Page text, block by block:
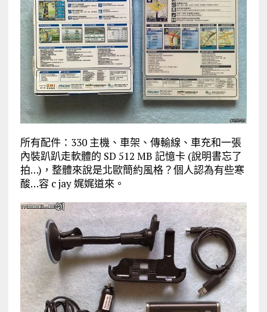
所有配件：330 主機、車架、傳輸線、車充和一張
內裝趴趴走軟體的 SD 512 MB 記憶卡 (說明書忘了
拍…)，整體來說是北歐簡約風格？個人認為有些寒
酸…容 c jay 娓娓道來。